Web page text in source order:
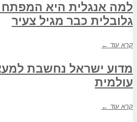
למה אנגלית היא
גלובלית כבר מגיל צעיר
קרא עוד ←
מדוע ישראל נחשבת
עולמית
קרא עוד ←